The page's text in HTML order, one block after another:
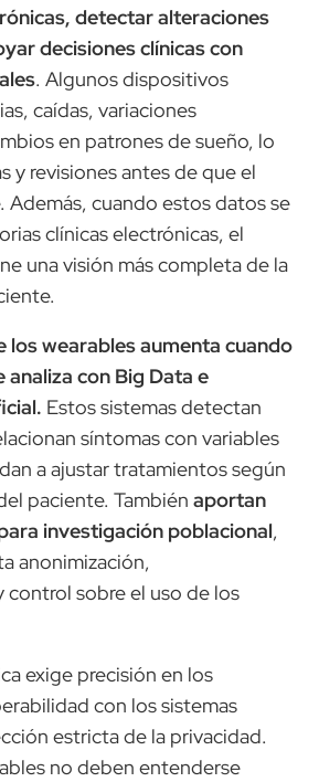
detectar alteraciones
decisiones clínicas con
. Algunos dispositivos
caídas, variaciones
en patrones de sueño, lo
y revisiones antes de que el
Además, cuando estos datos se
clínicas electrónicas, el
una visión más completa de la
los wearables aumenta cuando
analiza con Big Data e
Estos sistemas detectan
síntomas con variables
a ajustar tratamientos según
paciente. También aportan
investigación poblacional,
anonimización,
sobre el uso de los
exige precisión en los
con los sistemas
estricta de la privacidad.
no deben entenderse